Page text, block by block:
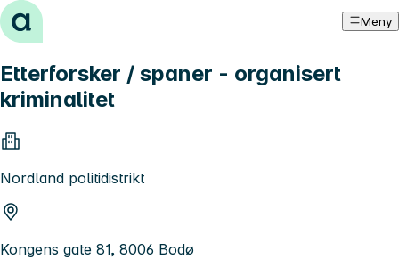
Hopp til innhold Meny
Etterforsker / spaner - organisert
kriminalitet
Nordland politidistrikt
Kongens gate 81, 8006 Bodø